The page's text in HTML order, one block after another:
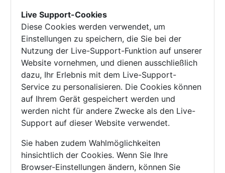
Live Support-Cookies
Diese Cookies werden verwendet, um
Einstellungen zu speichern, die Sie bei der
Nutzung der Live-Support-Funktion auf unserer
Website vornehmen, und dienen ausschließlich
dazu, Ihr Erlebnis mit dem Live-Support-
Service zu personalisieren. Die Cookies können
auf Ihrem Gerät gespeichert werden und
werden nicht für andere Zwecke als den Live-
Support auf dieser Website verwendet.
Sie haben zudem Wahlmöglichkeiten
hinsichtlich der Cookies. Wenn Sie Ihre
Browser-Einstellungen ändern, können Sie